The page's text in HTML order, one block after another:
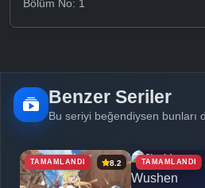
Bölüm No: 1
Benzer Seriler
Bu seriyi beğendiysen bunları
TAMAMLANDI 8.2 TAMAMLANDI